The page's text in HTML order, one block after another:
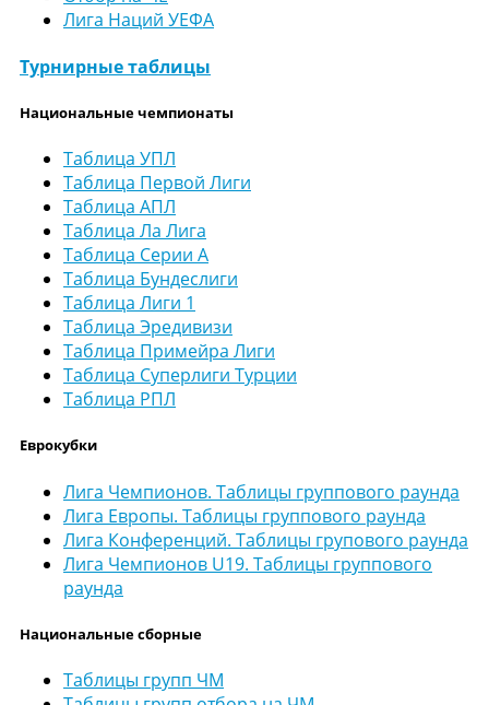
Лига Наций УЕФА
Турнирные таблицы
Национальные чемпионаты
Таблица УПЛ
Таблица Первой Лиги
Таблица АПЛ
Таблица Ла Лига
Таблица Серии А
Таблица Бундеслиги
Таблица Лиги 1
Таблица Эредивизи
Таблица Примейра Лиги
Таблица Суперлиги Турции
Таблица РПЛ
Еврокубки
Лига Чемпионов. Таблицы группового раунда
Лига Европы. Таблицы группового раунда
Лига Конференций. Таблицы групового раунда
Лига Чемпионов U19. Таблицы группового
раунда
Национальные сборные
Таблицы групп ЧМ